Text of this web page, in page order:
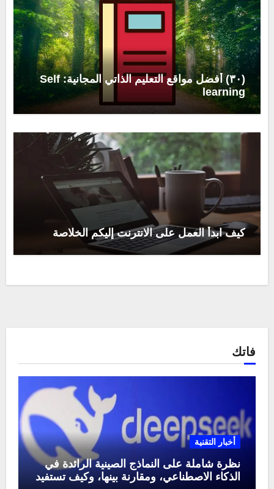
(٣٠) أفضل مواقع التعليم الذاتي المجانية: Self
learning
كيف ابدأ العمل على الانترنت إليكم الخلاصة
فاتك
أخبار التقنية
نظرة شاملة على النماذج الصينية الرائدة في
الذكاء الاصطناعي، ومقارنة بينها، وكيف تستفيد